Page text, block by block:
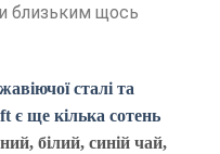
близьким щось
сталі та
є ще кілька сотень
білий, синій чай,